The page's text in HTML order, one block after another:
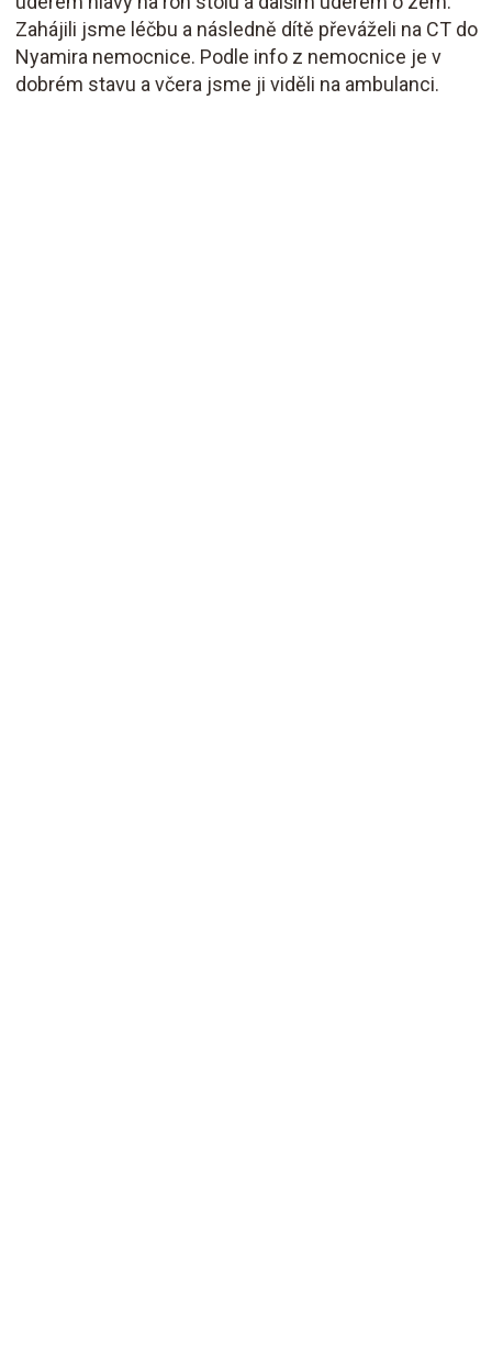
Zahájili jsme léčbu a následně dítě převáželi na CT do
Nyamira nemocnice. Podle info z nemocnice je v
dobrém stavu a včera jsme ji viděli na ambulanci.